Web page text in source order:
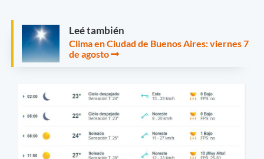
Leé también
Clima en Ciudad de Buenos Aires: viernes 7
de agosto